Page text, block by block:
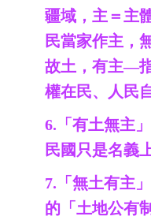
疆域，主＝主
民當家作主，
故土，有主—
權在民、人民
6.「有土無主
民國只是名義
7.「無土有主
的「土地公有